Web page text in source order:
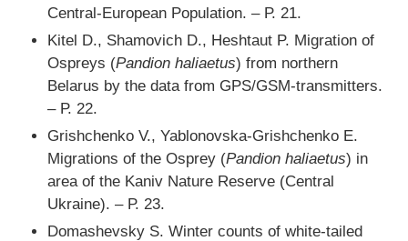
Central-European Population. – Р. 21.
Kitel D., Shamovich D., Heshtaut P. Migration of
Ospreys (Pandion haliaetus) from northern
Belarus by the data from GPS/GSM-transmitters.
– Р. 22.
Grishchenko V., Yablonovska-Grishchenko E.
Migrations of the Osprey (Pandion haliaetus) in
area of the Kaniv Nature Reserve (Central
Ukraine). – Р. 23.
Domashevsky S. Winter counts of white-tailed